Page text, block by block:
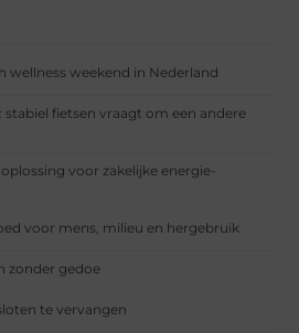
wellness weekend in Nederland
stabiel fietsen vraagt om een andere
voor zakelijke energie-
voor mens, milieu en hergebruik
zonder gedoe
te vervangen